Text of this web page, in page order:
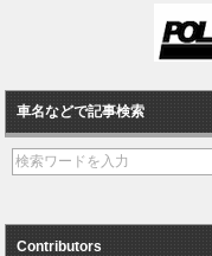
車名などで記事検索
Contributors